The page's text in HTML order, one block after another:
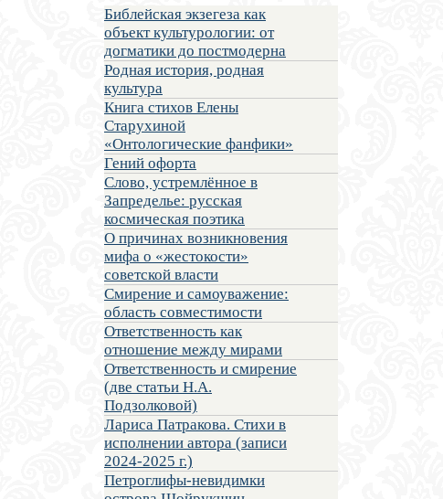
Библейская экзегеза как
объект культурологии: от
догматики до постмодерна
Родная история, родная
культура
Книга стихов Елены
Старухиной
«Онтологические фанфики»
Гений офорта
Слово, устремлённое в
Запределье: русская
космическая поэтика
О причинах возникновения
мифа о «жестокости»
советской власти
Смирение и самоуважение:
область совместимости
Ответственность как
отношение между мирами
Ответственность и смирение
(две статьи Н.А.
Подзолковой)
Лариса Патракова. Стихи в
исполнении автора (записи
2024-2025 г.)
Петроглифы-невидимки